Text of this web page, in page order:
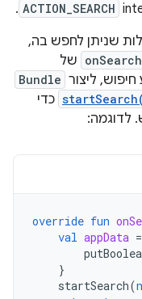
ACTION_SEARCH
.
שניתן לחפש בה,
של
ליצור Bundle
כדי
לדוגמה:
override fun
val appData =
}
startSearch(